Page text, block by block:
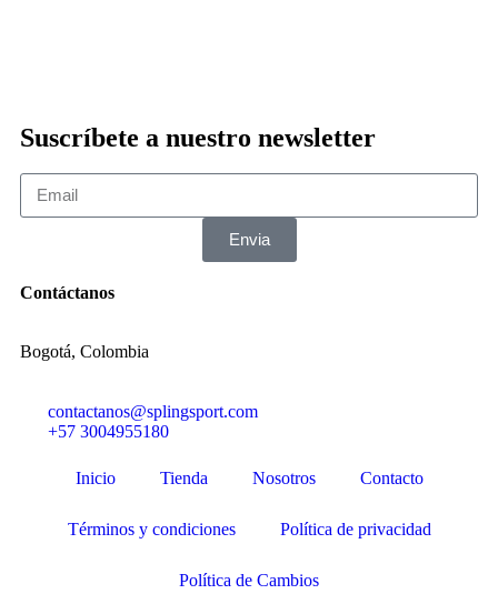
Suscríbete a nuestro newsletter
Envia
Contáctanos
Bogotá, Colombia
contactanos@splingsport.com
+57 3004955180
Inicio Tienda Nosotros Contacto
Términos y condiciones Política de privacidad
Política de Cambios